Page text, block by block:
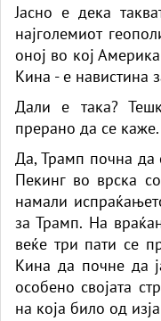
Јасно е дека
најголемиот
оној во кој
Кина - е навистина
Дали е така?
прерано да се каже.
Да, Трамп почна да
Пекинг во врска
намали
за Трамп. На
веќе три пати се
Кина да почне да
особено својата
на која било од